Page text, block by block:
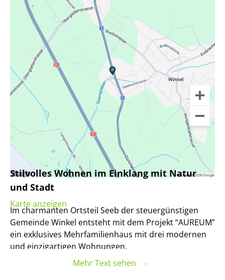
Karte anzeigen
Stilvolles Wohnen im Einklang mit Natur
und Stadt
Im charmanten Ortsteil Seeb der steuergünstigen
Gemeinde Winkel entsteht mit dem Projekt “AUREUM”
ein exklusives Mehrfamilienhaus mit drei modernen
und einzigartigen Wohnungen.
AUREUM – Wohnen mit Stil, Weitblick und Werten
Mehr Text sehen